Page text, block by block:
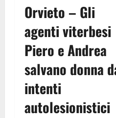
Orvieto – Gli
agenti viterbesi
Piero e Andrea
salvano donna
intenti
autolesionistici